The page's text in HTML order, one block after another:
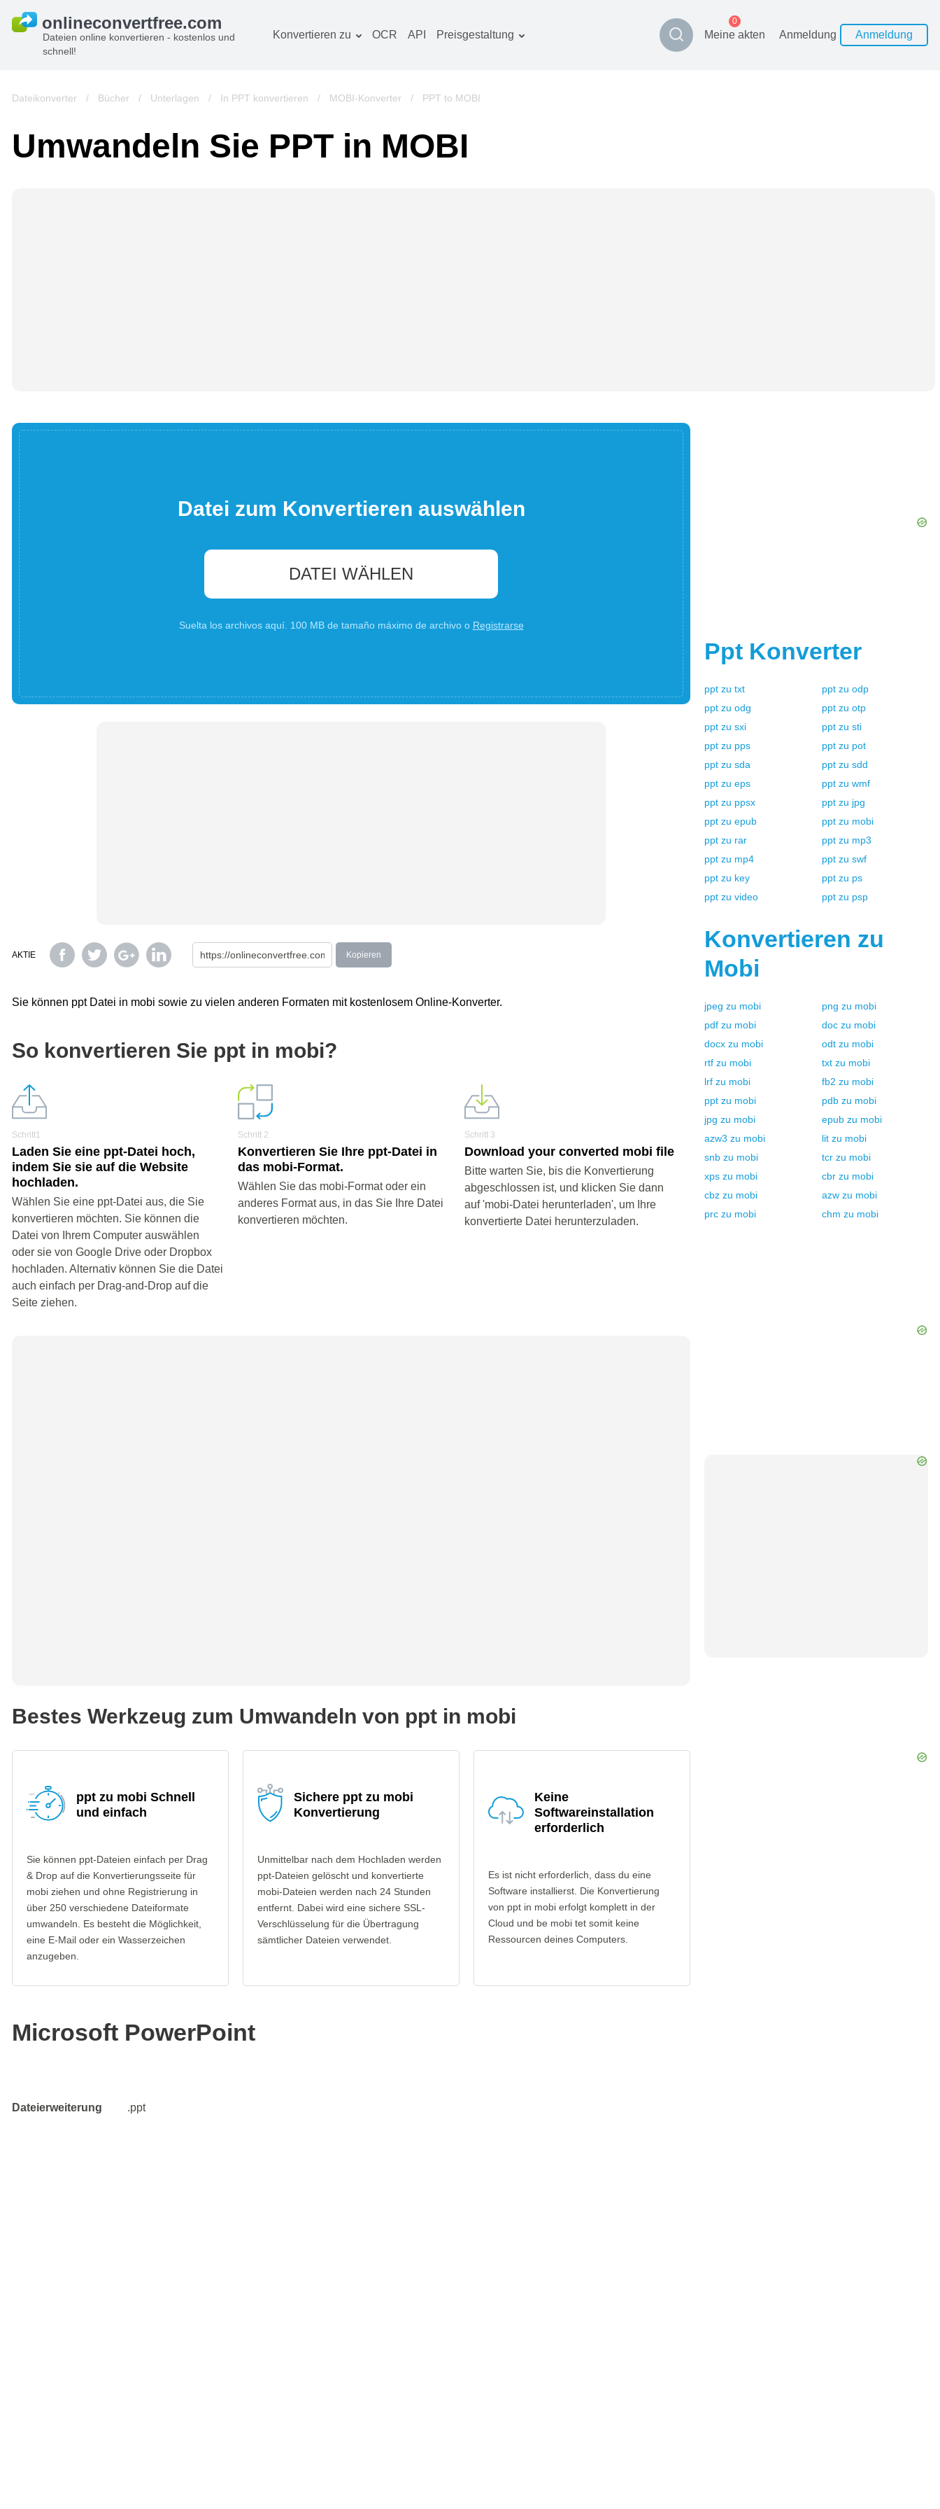
Dateien online konvertieren - kostenlos und
schnell!
Konvertieren zu
Bilderkonverter
Bücherkonverter
OCR API Preisgestaltung Meine akten
0
Anmeldung Anmeldung
Dateikonverter / Bücher / Unterlagen / In PPT konvertieren / MOBI-Konverter / PPT to MOBI
Umwandeln Sie PPT in MOBI
Datei zum Konvertieren auswählen
DATEI WÄHLEN
Suelta los archivos aquí. 100 MB de tamaño máximo de archivo o Registrarse
AKTIE Kopieren
Sie können ppt Datei in mobi sowie zu vielen anderen Formaten mit kostenlosem Online-Konverter.
So konvertieren Sie ppt in mobi?
Schritt1
Laden Sie eine ppt-Datei hoch,
indem Sie sie auf die Website
hochladen.
Wählen Sie eine ppt-Datei aus, die Sie
konvertieren möchten. Sie können die
Datei von Ihrem Computer auswählen
oder sie von Google Drive oder Dropbox
hochladen. Alternativ können Sie die Datei
auch einfach per Drag-and-Drop auf die
Seite ziehen.
Schritt 2
Konvertieren Sie Ihre ppt-Datei in
das mobi-Format.
Wählen Sie das mobi-Format oder ein
anderes Format aus, in das Sie Ihre Datei
konvertieren möchten.
Schritt 3
Download your converted mobi file
Bitte warten Sie, bis die Konvertierung
abgeschlossen ist, und klicken Sie dann
auf 'mobi-Datei herunterladen', um Ihre
konvertierte Datei herunterzuladen.
Bestes Werkzeug zum Umwandeln von ppt in mobi
ppt zu mobi Schnell
und einfach
Sie können ppt-Dateien einfach per Drag
& Drop auf die Konvertierungsseite für
mobi ziehen und ohne Registrierung in
über 250 verschiedene Dateiformate
umwandeln. Es besteht die Möglichkeit,
eine E-Mail oder ein Wasserzeichen
anzugeben.
Sichere ppt zu mobi
Konvertierung
Unmittelbar nach dem Hochladen werden
ppt-Dateien gelöscht und konvertierte
mobi-Dateien werden nach 24 Stunden
entfernt. Dabei wird eine sichere SSL-
Verschlüsselung für die Übertragung
sämtlicher Dateien verwendet.
Keine
Softwareinstallation
erforderlich
Es ist nicht erforderlich, dass du eine
Software installierst. Die Konvertierung
von ppt in mobi erfolgt komplett in der
Cloud und be mobi tet somit keine
Ressourcen deines Computers.
Microsoft PowerPoint
Dateierweiterung .ppt
Ppt Konverter
ppt zu txt ppt zu odp
ppt zu odg ppt zu otp
ppt zu sxi ppt zu sti
ppt zu pps ppt zu pot
ppt zu sda ppt zu sdd
ppt zu eps ppt zu wmf
ppt zu ppsx ppt zu jpg
ppt zu epub ppt zu mobi
ppt zu rar ppt zu mp3
ppt zu mp4 ppt zu swf
ppt zu key ppt zu ps
ppt zu video ppt zu psp
Konvertieren zu
Mobi
jpeg zu mobi png zu mobi
pdf zu mobi doc zu mobi
docx zu mobi odt zu mobi
rtf zu mobi txt zu mobi
lrf zu mobi fb2 zu mobi
ppt zu mobi pdb zu mobi
jpg zu mobi epub zu mobi
azw3 zu mobi lit zu mobi
snb zu mobi tcr zu mobi
xps zu mobi cbr zu mobi
cbz zu mobi azw zu mobi
prc zu mobi chm zu mobi